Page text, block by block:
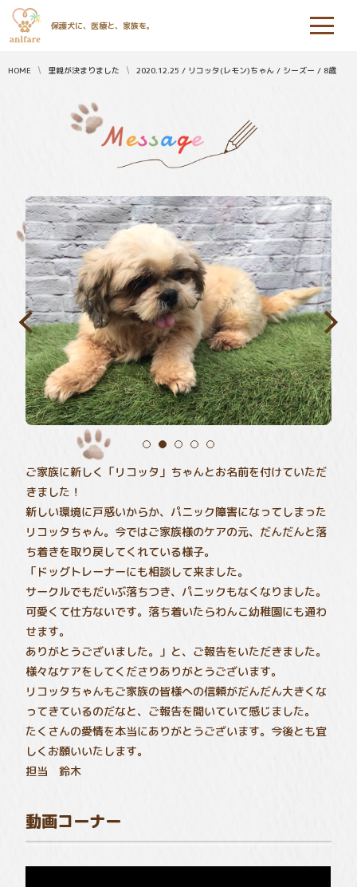
保護犬に、医療と、家族を。
HOME 里親が決まりました 2020.12.25 / リコッタ(レモン)ちゃん / シーズー / 8歳
ご家族に新しく「リコッタ」ちゃんとお名前を付けていただ
きました！
新しい環境に戸惑いからか、パニック障害になってしまった
リコッタちゃん。今ではご家族様のケアの元、だんだんと落
ち着きを取り戻してくれている様子。
「ドッグトレーナーにも相談して来ました。
サークルでもだいぶ落ちつき、パニックもなくなりました。
可愛くて仕方ないです。落ち着いたらわんこ幼稚園にも通わ
せます。
ありがとうございました。」と、ご報告をいただきました。
様々なケアをしてくださりありがとうございます。
リコッタちゃんもご家族の皆様への信頼がだんだん大きくな
ってきているのだなと、ご報告を聞いていて感じました。
たくさんの愛情を本当にありがとうございます。今後とも宜
しくお願いいたします。
担当 鈴木
動画コーナー